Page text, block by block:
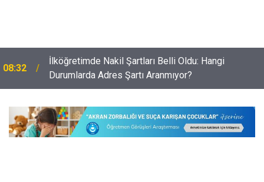
08:02
Yeni Müfredat Öğretmenlerin Seminer Süresini İki
Haftaya Çıkardı